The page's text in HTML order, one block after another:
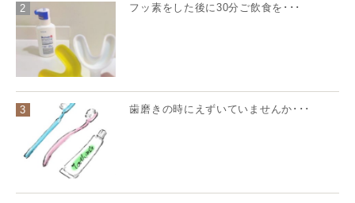
2 フッ素をした後に30分ご飲食を･･･
3 歯磨きの時にえずいていませんか･･･